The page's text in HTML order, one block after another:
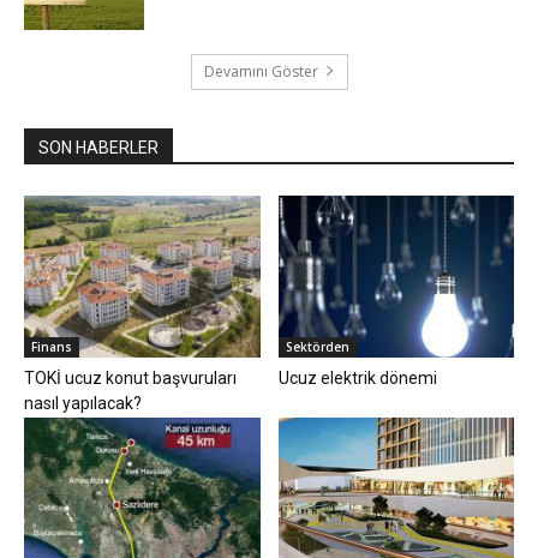
Devamını Göster
SON HABERLER
Finans
TOKİ ucuz konut başvuruları
nasıl yapılacak?
Sektörden
Ucuz elektrik dönemi